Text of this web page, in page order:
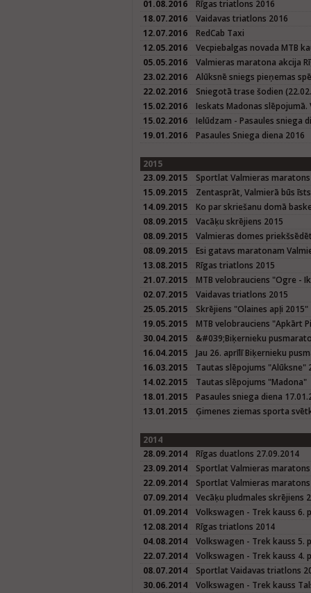
01.08.2016
Rīgas triatlons 2016
18.07.2016
Vaidavas triatlons 2016
12.07.2016
RedCab Taxi
12.05.2016
Vecpiebalgas novada MTB
05.05.2016
Valmieras maratona akcija
23.02.2016
Alūksnē sniegs pieņemas
22.02.2016
Sniegotā trase šodien
15.02.2016
Ieskats Madonas slēpojumā.
15.02.2016
Ielūdzam - Pasaules sniega
19.01.2016
Pasaules Sniega diena 2016
2015
23.09.2015
Sportlat Valmieras
15.09.2015
Zentasprāt, Valmierā būs
14.09.2015
Ko par skriešanu domā
08.09.2015
Vacāķu skrējiens 2015
08.09.2015
Valmieras domes
08.09.2015
Esi gatavs maratonam
13.08.2015
Rīgas triatlons 2015
21.07.2015
MTB velobrauciens "Ogre -
02.07.2015
Vaidavas triatlons 2015
25.05.2015
Skrējiens "Olaines apļi 2015"
19.05.2015
MTB velobrauciens "Apkārt
30.04.2015
&#039;Biķernieku
16.04.2015
Jau 26. aprīlī Biķernieku
16.03.2015
Tautas slēpojums "Alūksne"
14.02.2015
Tautas slēpojums "Madona"
18.01.2015
Pasaules sniega diena
13.01.2015
Ģimenes ziemas sporta
2014
28.09.2014
Rīgas duatlons 27.09.2014
23.09.2014
Sportlat Valmieras
22.09.2014
Sportlat Valmieras
07.09.2014
Vecāķu pludmales skrējiens
01.09.2014
Volkswagen - Trek kauss 6.
12.08.2014
Rīgas triatlons 2014
04.08.2014
Volkswagen - Trek kauss 5.
22.07.2014
Volkswagen - Trek kauss 4.
08.07.2014
Sportlat Vaidavas triatlons
30.06.2014
Volkswagen - Trek kauss